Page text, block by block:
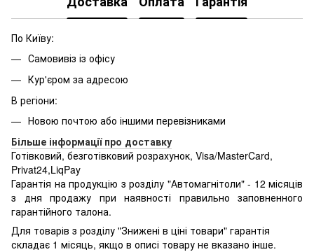
По Київу:
Самовивіз із офісу
Кур'єром за адресою
В регіони:
Новою почтою або іншими перевізниками
Більше інформації про доставку
Готівковий, безготівковий розрахунок, Visa/MasterCard,
Privat24,LiqPay
Гарантія на продукцію з розділу "Автомагнітоли" - 12 місяців
з дня продажу при наявності правильно заповненного
гарантійного талона.
Для товарів з розділу "Знижені в ціні товари" гарантія
складає 1 місяць, якщо в описі товару не вказано інше.